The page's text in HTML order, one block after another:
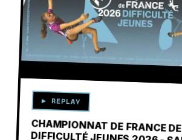
▶▶ REPLAY
CHAMPIONNAT DE FRANCE DE
DIFFICULTÉ JEUNES 2026 - SAINT-